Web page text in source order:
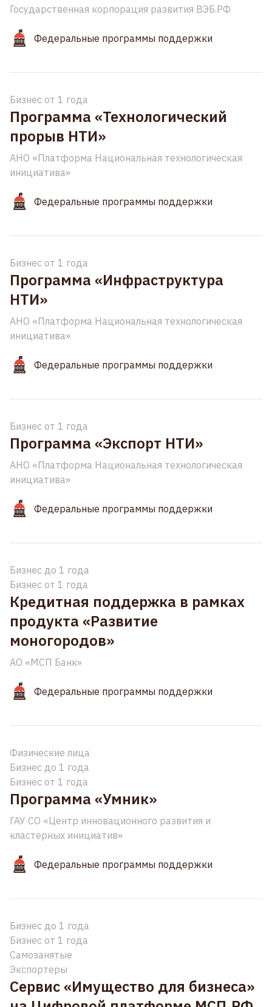
Государственная корпорация развития ВЭБ.РФ
Федеральные программы поддержки
Бизнес от 1 года
Программа «Технологический
прорыв НТИ»
АНО «Платформа Национальная технологическая
инициатива»
Федеральные программы поддержки
Бизнес от 1 года
Программа «Инфраструктура
НТИ»
АНО «Платформа Национальная технологическая
инициатива»
Федеральные программы поддержки
Бизнес от 1 года
Программа «Экспорт НТИ»
АНО «Платформа Национальная технологическая
инициатива»
Федеральные программы поддержки
Бизнес до 1 года
Бизнес от 1 года
Кредитная поддержка в рамках
продукта «Развитие
моногородов»
АО «МСП Банк»
Федеральные программы поддержки
Физические лица
Бизнес до 1 года
Бизнес от 1 года
Программа «Умник»
ГАУ СО «Центр инновационного развития и
кластерных инициатив»
Федеральные программы поддержки
Бизнес до 1 года
Бизнес от 1 года
Самозанятые
Экспортеры
Сервис «Имущество для бизнеса»